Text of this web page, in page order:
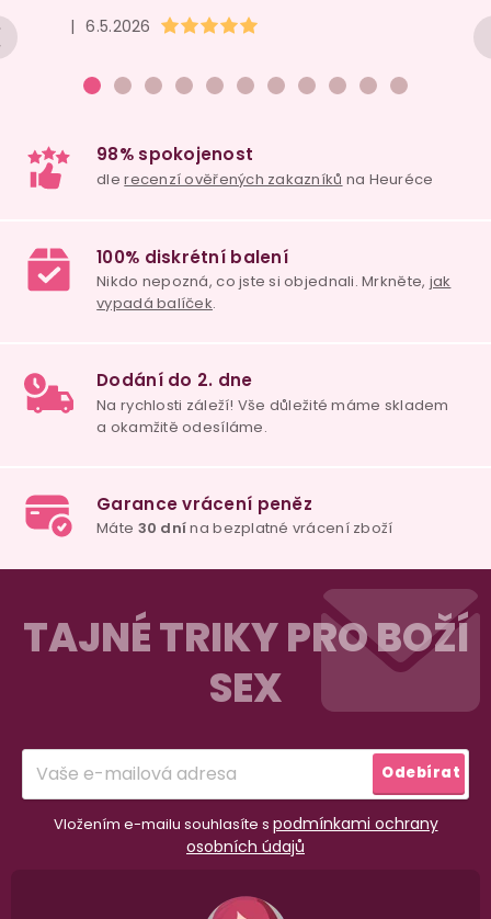
Hodnocení obchodu je 5 z 5 hvězdiček.
| 6.5.2026
TAJNÉ TRIKY PRO BOŽÍ
SEX
Vložením e-mailu souhlasíte s podmínkami ochrany
osobních údajů
Odebírat